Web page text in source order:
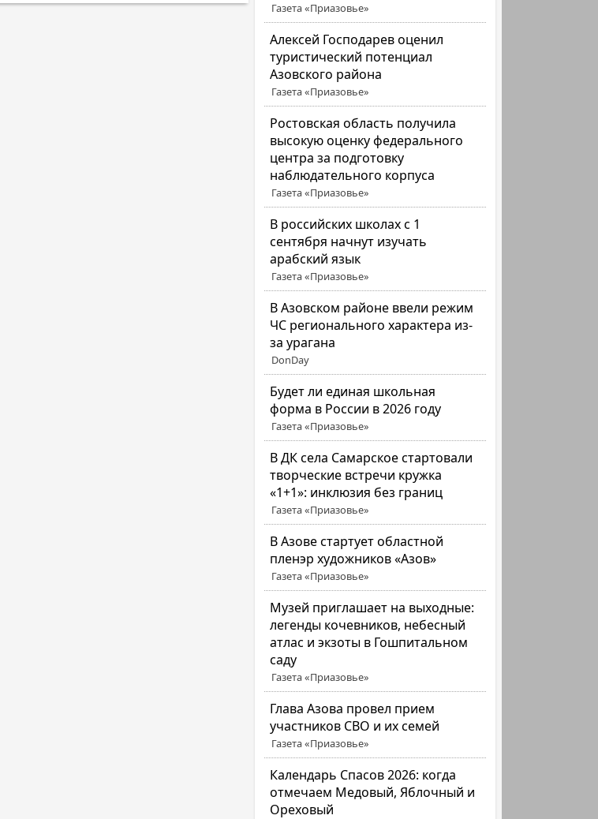
Газета «Приазовье»
Алексей Господарев оценил
туристический потенциал
Азовского района
Газета «Приазовье»
Ростовская область получила
высокую оценку федерального
центра за подготовку
наблюдательного корпуса
Газета «Приазовье»
В российских школах с 1
сентября начнут изучать
арабский язык
Газета «Приазовье»
В Азовском районе ввели режим
ЧС регионального характера из-
за урагана
DonDay
Будет ли единая школьная
форма в России в 2026 году
Газета «Приазовье»
В ДК села Самарское стартовали
творческие встречи кружка
«1+1»: инклюзия без границ
Газета «Приазовье»
В Азове стартует областной
пленэр художников «Азов»
Газета «Приазовье»
Музей приглашает на выходные:
легенды кочевников, небесный
атлас и экзоты в Гошпитальном
саду
Газета «Приазовье»
Глава Азова провел прием
участников СВО и их семей
Газета «Приазовье»
Календарь Спасов 2026: когда
отмечаем Медовый, Яблочный и
Ореховый